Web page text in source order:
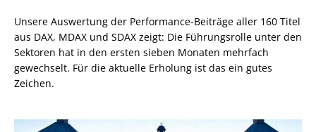
Unsere Auswertung der Performance-Beiträge aller 160 Titel
aus DAX, MDAX und SDAX zeigt: Die Führungsrolle unter den
Sektoren hat in den ersten sieben Monaten mehrfach
gewechselt. Für die aktuelle Erholung ist das ein gutes
Zeichen.